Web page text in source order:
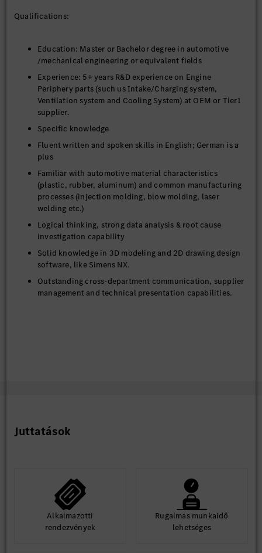
Qualifications:
Education: Master or Bachelor degree in automotive
/mechanical engineering or equivalent fields
Experience: 5+ years R&D experience on Engine
Periphery parts (such us Intake/Charging system,
Ventilation system and Cooling System) at OEM or Tier1
supplier.
Specific knowledge
Fluent written and spoken skills in English; German is a
plus
Familiar with automotive material characteristics
(plastic, rubber, aluminum) and common manufacturing
processes (injection molding, blow molding, laser
welding etc.)
Logical thinking, strong data analysis & root cause
investigation capability
Solid knowledge in 3D modeling and 2D drawing design
software, like Simens NX.
Outstanding cross-department communication, supplier
management and technical presentation capabilities.
Juttatások
Alkalmazotti
rendezvények
Rugalmas munkaidő
lehetséges